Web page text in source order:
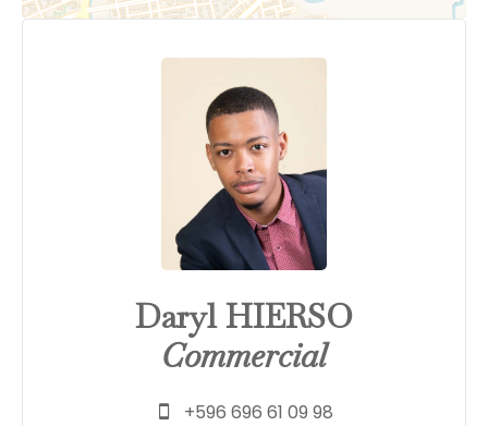
Daryl HIERSO
Commercial
+596 696 61 09 98